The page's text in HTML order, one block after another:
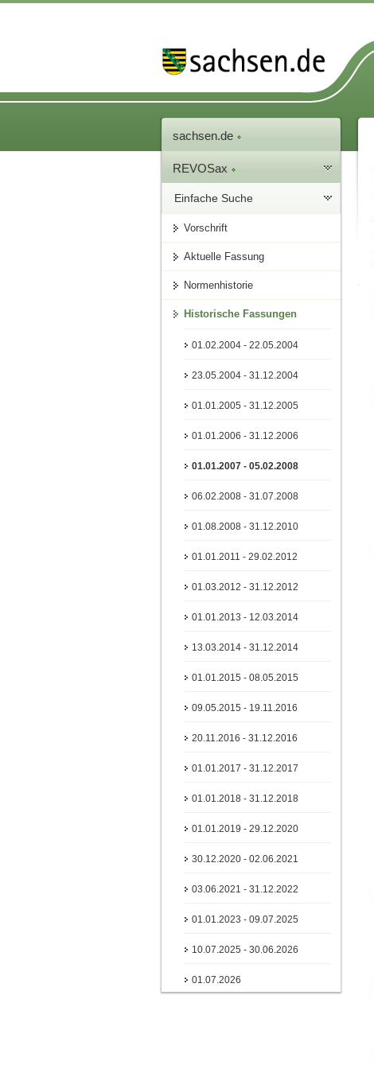
sachsen.de
REVOSax
Einfache Suche
Vorschrift
Aktuelle Fassung
Normenhistorie
Historische Fassungen
01.02.2004 - 22.05.2004
23.05.2004 - 31.12.2004
01.01.2005 - 31.12.2005
01.01.2006 - 31.12.2006
01.01.2007 - 05.02.2008
06.02.2008 - 31.07.2008
01.08.2008 - 31.12.2010
01.01.2011 - 29.02.2012
01.03.2012 - 31.12.2012
01.01.2013 - 12.03.2014
13.03.2014 - 31.12.2014
01.01.2015 - 08.05.2015
09.05.2015 - 19.11.2016
20.11.2016 - 31.12.2016
01.01.2017 - 31.12.2017
01.01.2018 - 31.12.2018
01.01.2019 - 29.12.2020
30.12.2020 - 02.06.2021
03.06.2021 - 31.12.2022
01.01.2023 - 09.07.2025
10.07.2025 - 30.06.2026
01.07.2026